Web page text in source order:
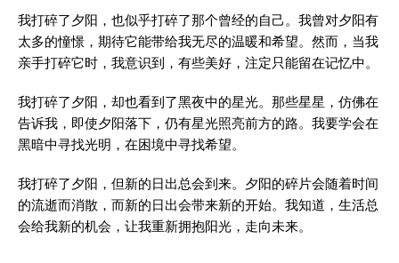
我打碎了夕阳，也似乎打碎了那个曾经的自己。我曾对夕阳有
太多的憧憬，期待它能带给我无尽的温暖和希望。然而，当我
亲手打碎它时，我意识到，有些美好，注定只能留在记忆中。
我打碎了夕阳，却也看到了黑夜中的星光。那些星星，仿佛在
告诉我，即使夕阳落下，仍有星光照亮前方的路。我要学会在
黑暗中寻找光明，在困境中寻找希望。
我打碎了夕阳，但新的日出总会到来。夕阳的碎片会随着时间
的流逝而消散，而新的日出会带来新的开始。我知道，生活总
会给我新的机会，让我重新拥抱阳光，走向未来。